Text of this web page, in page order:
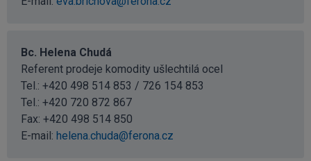
Bc. Helena Chudá
Referent prodeje komodity ušlechtilá ocel
Tel.: +420 498 514 853 / 726 154 853
Tel.: +420 720 872 867
Fax: +420 498 514 850
E-mail: helena.chuda@ferona.cz